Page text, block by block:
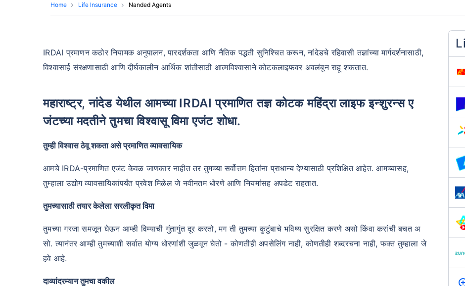
Home Life Insurance Nanded Agents
IRDAI प्रमाणन कठोर नियामक अनुपालन, पारदर्शकता आणि नैतिक पद्धती सुनिश्चित करून, नांदेडचे रहिवासी तज्ञांच्या मार्गदर्शनासाठी,
विश्वासार्ह संरक्षणासाठी आणि दीर्घकालीन आर्थिक शांतीसाठी आत्मविश्वासाने कोटकलाइफवर अवलंबून राहू शकतात.
महाराष्ट्र, नांदेड येथील आमच्या IRDAI प्रमाणित तज्ञ कोटक महिंद्रा लाइफ इन्शुरन्स ए
जंटच्या मदतीने तुमचा विश्वासू विमा एजंट शोधा.
तुम्ही विश्वास ठेवू शकता असे प्रमाणित व्यावसायिक
आमचे IRDA-प्रमाणित एजंट केवळ जाणकार नाहीत तर तुमच्या सर्वोत्तम हितांना प्राधान्य देण्यासाठी प्रशिक्षित आहेत. आमच्यासह,
तुम्हाला उद्योग व्यावसायिकांपर्यंत प्रवेश मिळेल जे नवीनतम धोरणे आणि नियमांसह अपडेट राहतात.
तुमच्यासाठी तयार केलेला सरलीकृत विमा
तुमच्या गरजा समजून घेऊन आम्ही विम्याची गुंतागुंत दूर करतो, मग ती तुमच्या कुटुंबाचे भविष्य सुरक्षित करणे असो किंवा करांची बचत अ
सो. त्यानंतर आम्ही तुमच्याशी सर्वात योग्य धोरणांशी जुळवून घेतो - कोणतीही अपसेलिंग नाही, कोणतीही शब्दरचना नाही, फक्त तुम्हाला जे
हवे आहे.
दाव्यांदरम्यान तुमचा वकील